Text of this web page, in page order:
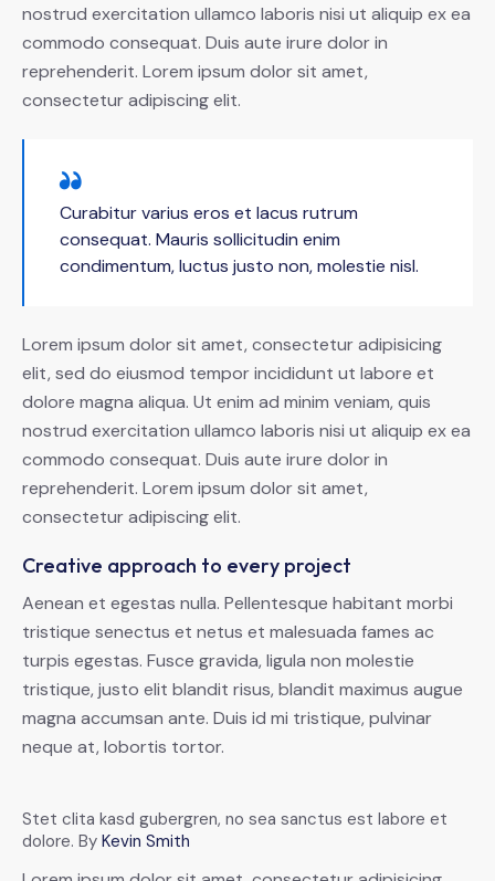
nostrud exercitation ullamco laboris nisi ut aliquip ex ea
commodo consequat. Duis aute irure dolor in
reprehenderit. Lorem ipsum dolor sit amet,
consectetur adipiscing elit.
Curabitur varius eros et lacus rutrum
consequat. Mauris sollicitudin enim
condimentum, luctus justo non, molestie nisl.
Lorem ipsum dolor sit amet, consectetur adipisicing
elit, sed do eiusmod tempor incididunt ut labore et
dolore magna aliqua. Ut enim ad minim veniam, quis
nostrud exercitation ullamco laboris nisi ut aliquip ex ea
commodo consequat. Duis aute irure dolor in
reprehenderit. Lorem ipsum dolor sit amet,
consectetur adipiscing elit.
Creative approach to every project
Aenean et egestas nulla. Pellentesque habitant morbi
tristique senectus et netus et malesuada fames ac
turpis egestas. Fusce gravida, ligula non molestie
tristique, justo elit blandit risus, blandit maximus augue
magna accumsan ante. Duis id mi tristique, pulvinar
neque at, lobortis tortor.
Stet clita kasd gubergren, no sea sanctus est labore et
dolore. By Kevin Smith